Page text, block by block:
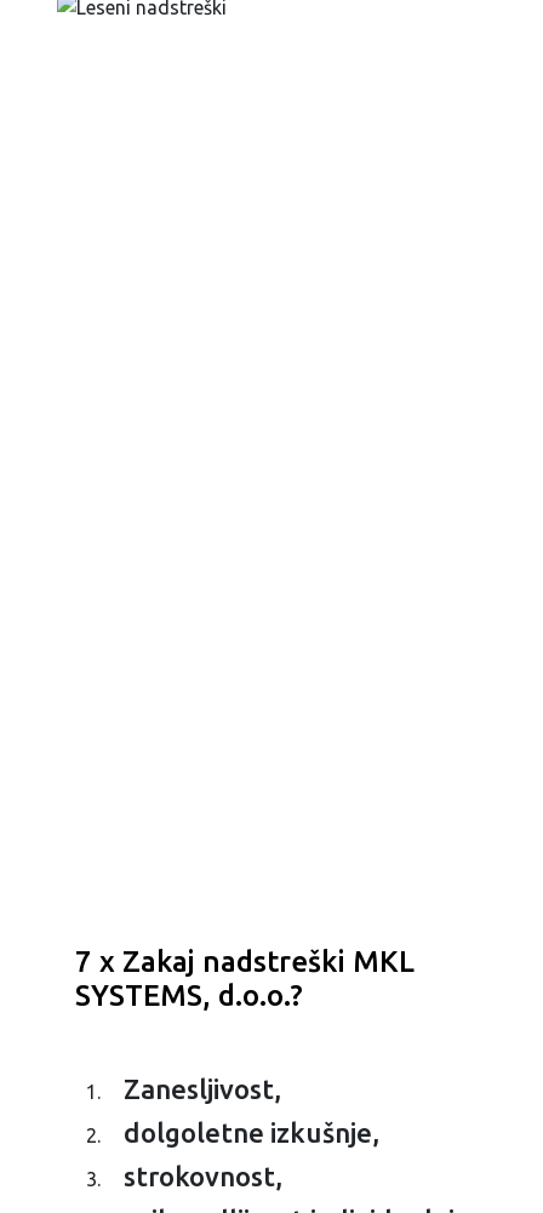
7 x Zakaj nadstreški MKL
SYSTEMS, d.o.o.?
Zanesljivost,
dolgoletne izkušnje,
strokovnost,